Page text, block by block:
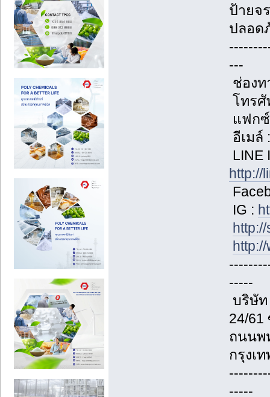
ป้ายจ
ปลอด
---
ช่องท
โทรศั
แฟกซ์
อีเมล์
LINE
http://
IG :
-----
บริษั
24/61
ถนนพ
กรุงเ
-----